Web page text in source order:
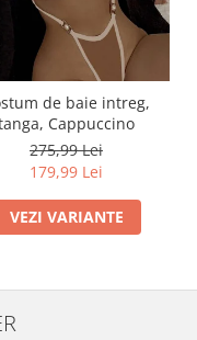
de baie intreg,
Cappuccino
275,99 Lei
179,99 Lei
VEZI VARIANTE